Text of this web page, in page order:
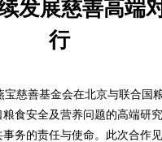
发展慈善高端
行
慈善基金会在北京与联合国
食安全及营养问题的高端研
务的责任与使命。此次合作